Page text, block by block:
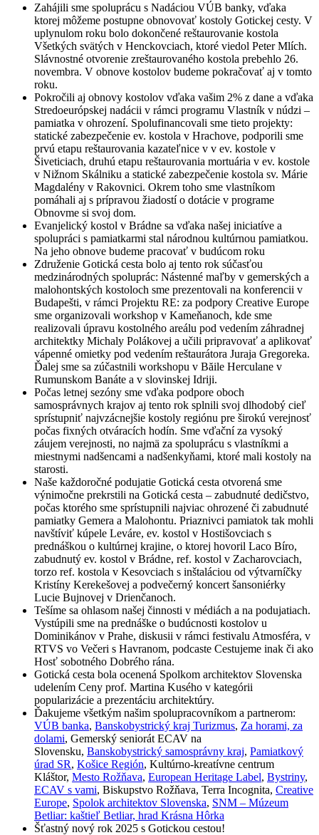
Zahájili sme spoluprácu s Nadáciou VÚB banky, vďaka
ktorej môžeme postupne obnovovať kostoly Gotickej cesty. V
uplynulom roku bolo dokončené reštaurovanie kostola
Všetkých svätých v Henckovciach, ktoré viedol Peter Mlích.
Slávnostné otvorenie zreštaurovaného kostola prebehlo 26.
novembra. V obnove kostolov budeme pokračovať aj v tomto
roku.
Pokročili aj obnovy kostolov vďaka vašim 2% z dane a vďaka
Stredoeurópskej nadácii v rámci programu Vlastník v núdzi –
pamiatka v ohrození. Spolufinancovali sme tieto projekty:
statické zabezpečenie ev. kostola v Hrachove, podporili sme
prvú etapu reštaurovania kazateľnice v v ev. kostole v
Šiveticiach, druhú etapu reštaurovania mortuária v ev. kostole
v Nižnom Skálniku a statické zabezpečenie kostola sv. Márie
Magdalény v Rakovnici. Okrem toho sme vlastníkom
pomáhali aj s prípravou žiadostí o dotácie v programe
Obnovme si svoj dom.
Evanjelický kostol v Brádne sa vďaka našej iniciatíve a
spolupráci s pamiatkarmi stal národnou kultúrnou pamiatkou.
Na jeho obnove budeme pracovať v budúcom roku
Združenie Gotická cesta bolo aj tento rok súčasťou
medzinárodných spoluprác: Nástenné maľby v gemerských a
malohontských kostoloch sme prezentovali na konferencii v
Budapešti, v rámci Projektu RE: za podpory Creative Europe
sme organizovali workshop v Kameňanoch, kde sme
realizovali úpravu kostolného areálu pod vedením záhradnej
architektky Michaly Polákovej a učili pripravovať a aplikovať
vápenné omietky pod vedením reštaurátora Juraja Gregoreka.
Ďalej sme sa zúčastnili workshopu v Băile Herculane v
Rumunskom Banáte a v slovinskej Idriji.
Počas letnej sezóny sme vďaka podpore oboch
samosprávnych krajov aj tento rok splnili svoj dlhodobý cieľ
sprístupniť najvzácnejšie kostoly regiónu pre širokú verejnosť
počas fixných otváracích hodín. Sme vďační za vysoký
záujem verejnosti, no najmä za spoluprácu s vlastníkmi a
miestnymi nadšencami a nadšenkyňami, ktoré mali kostoly na
starosti.
Naše každoročné podujatie Gotická cesta otvorená sme
výnimočne prekrstili na Gotická cesta – zabudnuté dedičstvo,
počas ktorého sme sprístupnili najviac ohrozené či zabudnuté
pamiatky Gemera a Malohontu. Priaznivci pamiatok tak mohli
navštíviť kúpele Leváre, ev. kostol v Hostišovciach s
prednáškou o kultúrnej krajine, o ktorej hovoril Laco Bíro,
zabudnutý ev. kostol v Brádne, ref. kostol v Zacharovciach,
torzo ref. kostola v Kesovciach s inštaláciou od výtvarníčky
Kristíny Kerekešovej a podvečerný koncert šansoniérky
Lucie Bujnovej v Drienčanoch.
Tešíme sa ohlasom našej činnosti v médiách a na podujatiach.
Vystúpili sme na prednáške o budúcnosti kostolov u
Dominikánov v Prahe, diskusii v rámci festivalu Atmosféra, v
RTVS vo Večeri s Havranom, podcaste Cestujeme inak či ako
Hosť sobotného Dobrého rána.
Gotická cesta bola ocenená Spolkom architektov Slovenska
udelením Ceny prof. Martina Kusého v kategórii
popularizácie a prezentáciu architektúry.
Ďakujeme všetkým našim spolupracovníkom a partnerom:
VÚB banka, Banskobystrický kraj Turizmus, Za horami, za
dolami, Gemerský seniorát ECAV na
Slovensku, Banskobystrický samosprávny kraj, Pamiatkový
úrad SR, Košice Región, Kultúrno-kreatívne centrum
Kláštor, Mesto Rožňava, European Heritage Label, Bystriny,
ECAV s vami, Biskupstvo Rožňava, Terra Incognita, Creative
Europe, Spolok architektov Slovenska, SNM – Múzeum
Betliar: kaštieľ Betliar, hrad Krásna Hôrka
Šťastný nový rok 2025 s Gotickou cestou!